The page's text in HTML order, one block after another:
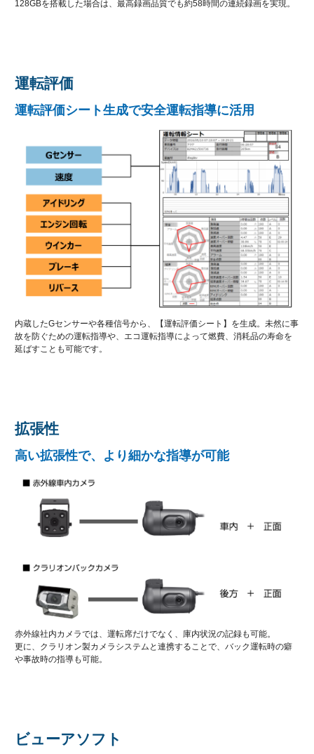
128GBを搭載した場合は、最高録画品質でも約58時間の連続録画を実現。
運転評価
運転評価シート生成で安全運転指導に活用
内蔵したGセンサーや各種信号から、【運転評価シート】を生成。未然に事
故を防ぐための運転指導や、エコ運転指導によって燃費、消耗品の寿命を
延ばすことも可能です。
拡張性
高い拡張性で、より細かな指導が可能
赤外線社内カメラでは、運転席だけでなく、庫内状況の記録も可能。
更に、クラリオン製カメラシステムと連携することで、バック運転時の癖
や事故時の指導も可能。
ビューアソフト